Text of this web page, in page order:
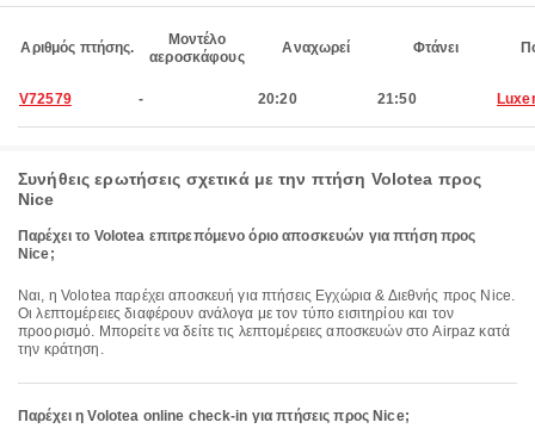
Αριθμός πτήσης.
Μοντέλο
αεροσκάφους
Αναχωρεί Φτάνει
V72579 - 20:20 21:50
Συνήθεις ερωτήσεις σχετικά με την πτήση Volotea προς
Nice
Παρέχει το Volotea επιτρεπόμενο όριο αποσκευών για πτήση προς
Nice;
Ναι, η Volotea παρέχει αποσκευή για πτήσεις Εγχώρια & Διεθνής προς Nice.
Οι λεπτομέρειες διαφέρουν ανάλογα με τον τύπο εισιτηρίου και τον
προορισμό. Μπορείτε να δείτε τις λεπτομέρειες αποσκευών στο Airpaz κατά
την κράτηση.
Παρέχει η Volotea online check-in για πτήσεις προς Nice;